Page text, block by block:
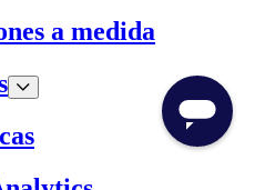
a medida